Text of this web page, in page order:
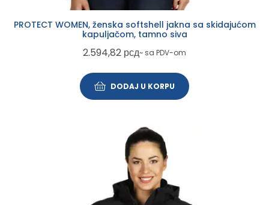
PROTECT WOMEN, ženska softshell jakna sa skidajućom
kapuljačom, tamno siva
2.594,82 рсд~ sa PDV-om
DODAJ U KORPU